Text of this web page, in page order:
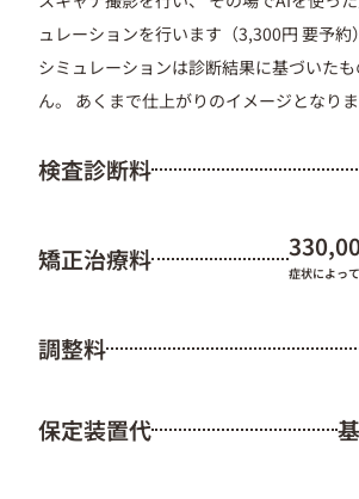
ュレーションを行います（3,300円 要予約
シミュレーションは診断結果に基づいた
ん。 あくまで仕上がりのイメージとなりま
検査診断料
矯正治療料 症状によっ
調整料
保定装置代